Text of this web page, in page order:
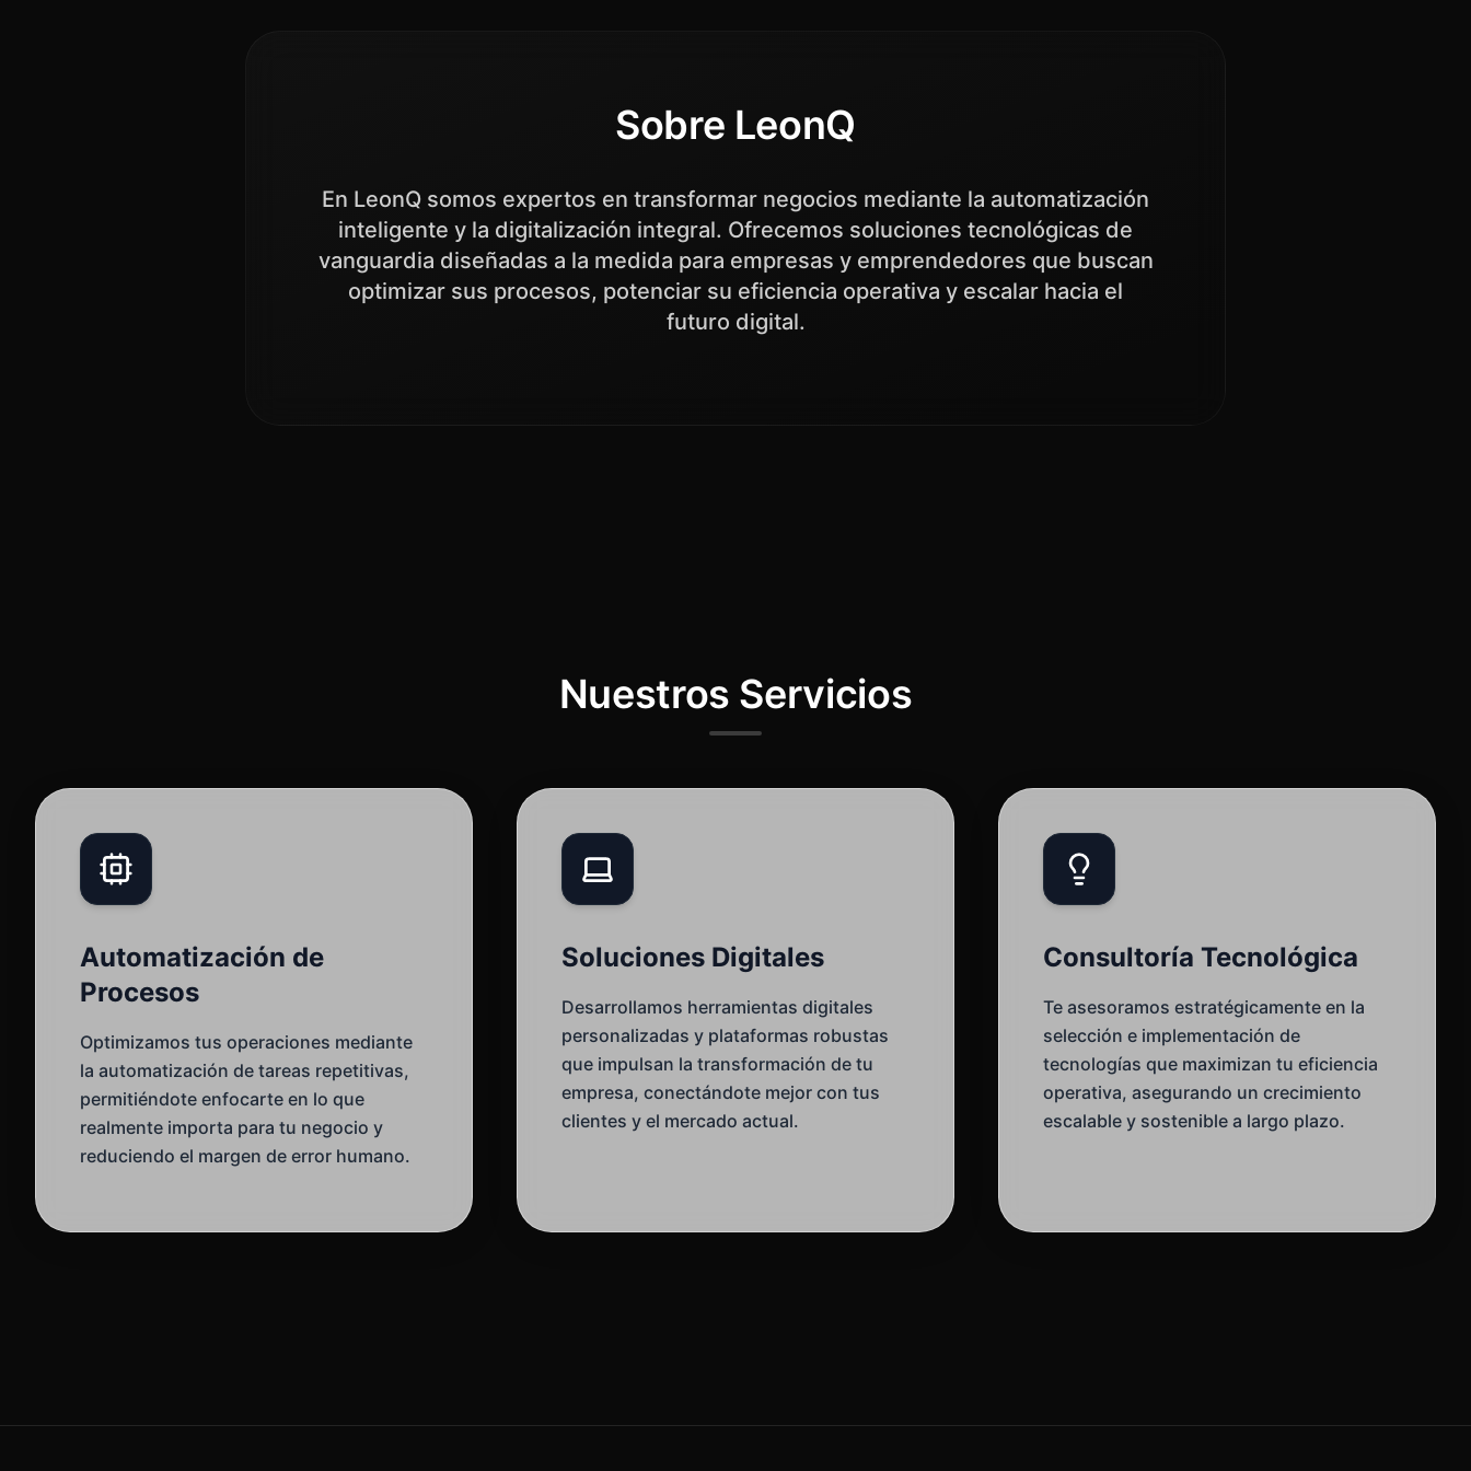
Sobre LeonQ
En LeonQ somos expertos en transformar negocios mediante la automatización
inteligente y la digitalización integral. Ofrecemos soluciones tecnológicas de
vanguardia diseñadas a la medida para empresas y emprendedores que buscan
optimizar sus procesos, potenciar su eficiencia operativa y escalar hacia el
futuro digital.
Nuestros Servicios
Automatización de
Procesos
Optimizamos tus operaciones mediante
la automatización de tareas repetitivas,
permitiéndote enfocarte en lo que
realmente importa para tu negocio y
reduciendo el margen de error humano.
Soluciones Digitales
Desarrollamos herramientas digitales
personalizadas y plataformas robustas
que impulsan la transformación de tu
empresa, conectándote mejor con tus
clientes y el mercado actual.
Consultoría Tecnológica
Te asesoramos estratégicamente en la
selección e implementación de
tecnologías que maximizan tu eficiencia
operativa, asegurando un crecimiento
escalable y sostenible a largo plazo.